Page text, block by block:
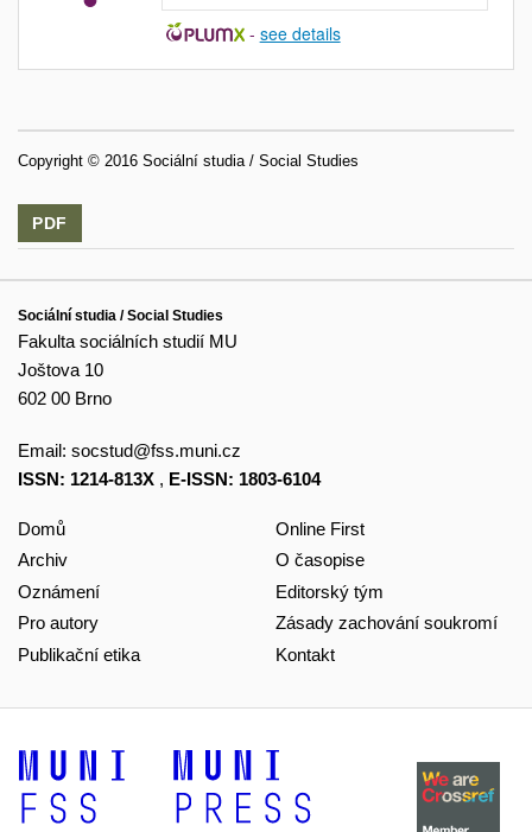
- see details
Copyright © 2016 Sociální studia / Social Studies
PDF
Sociální studia / Social Studies
Fakulta sociálních studií MU
Joštova 10
602 00 Brno
Email: socstud@fss.muni.cz
ISSN: 1214-813X , E-ISSN: 1803-6104
Domů
Archiv
Oznámení
Pro autory
Publikační etika
Online First
O časopise
Editorský tým
Zásady zachování soukromí
Kontakt